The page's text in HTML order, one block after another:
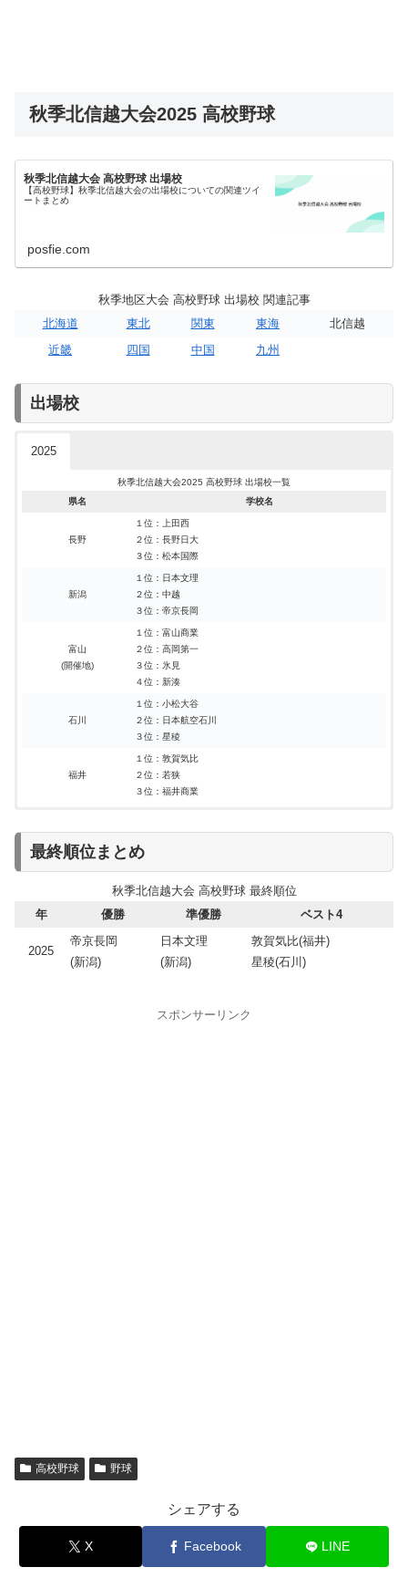
秋季北信越大会2025 高校野球
秋季北信越大会 高校野球 出場校
【高校野球】秋季北信越大会の出場校についての関連ツイ
ートまとめ
posfie.com
秋季地区大会 高校野球 出場校 関連記事
北海道
東北 関東 東海
北信越
近畿
四国 中国 九州
出場校
2025
秋季北信越大会2025 高校野球 出場校一覧
県名
学校名
長野
１位：上田西
２位：長野日大
３位：松本国際
新潟
１位：日本文理
２位：中越
３位：帝京長岡
富山
(開催地)
１位：富山商業
２位：高岡第一
３位：氷見
４位：新湊
石川
１位：小松大谷
２位：日本航空石川
３位：星稜
福井
１位：敦賀気比
２位：若狭
３位：福井商業
最終順位まとめ
秋季北信越大会 高校野球 最終順位
年
優勝 準優勝 ベスト4
2025
帝京長岡
(新潟)
日本文理
(新潟)
敦賀気比(福井)
星稜(石川)
スポンサーリンク
高校野球 野球
シェアする
X Facebook LINE